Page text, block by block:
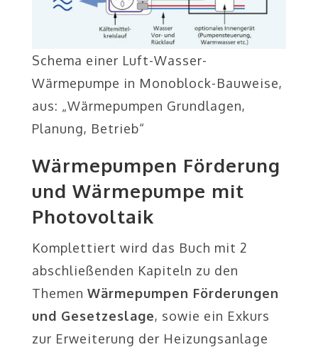
Schema einer Luft-Wasser-
Wärmepumpe in Monoblock-Bauweise,
aus: „Wärmepumpen Grundlagen,
Planung, Betrieb“
Wärmepumpen Förderung
und Wärmepumpe mit
Photovoltaik
Komplettiert wird das Buch mit 2
abschließenden Kapiteln zu den
Themen Wärmepumpen Förderungen
und Gesetzeslage, sowie ein Exkurs
zur Erweiterung der Heizungsanlage